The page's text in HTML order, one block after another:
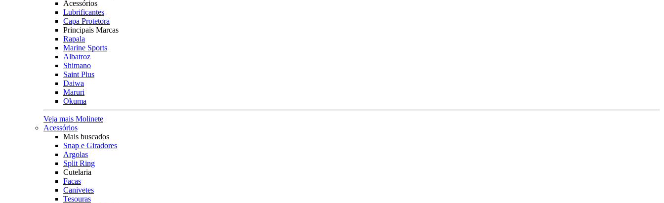
Acessórios
Lubrificantes
Capa Protetora
Principais Marcas
Rapala
Marine Sports
Albatroz
Shimano
Saint Plus
Daiwa
Maruri
Okuma
Veja mais Molinete
Acessórios
Mais buscados
Snap e Giradores
Argolas
Split Ring
Cutelaria
Facas
Canivetes
Tesouras